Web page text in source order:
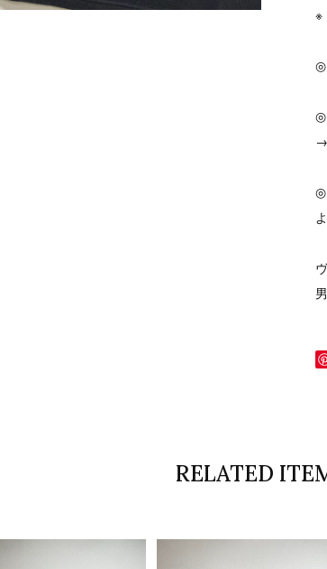
※
◎
◎
→
◎
RELATED